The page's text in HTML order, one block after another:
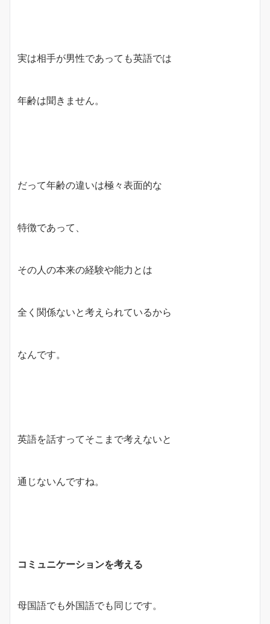
実は相手が男性であっても英語では
年齢は聞きません。
だって年齢の違いは極々表面的な
特徴であって、
その人の本来の経験や能力とは
全く関係ないと考えられているから
なんです。
英語を話すってそこまで考えないと
通じないんですね。
コミュニケーションを考える
母国語でも外国語でも同じです。